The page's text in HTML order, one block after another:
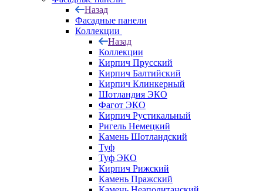
Назад
Фасадные панели
Коллекции
Назад
Коллекции
Кирпич Прусский
Кирпич Балтийский
Кирпич Клинкерный
Шотландия ЭКО
Фагот ЭКО
Кирпич Рустикальный
Ригель Немецкий
Камень Шотландский
Туф
Туф ЭКО
Кирпич Рижский
Камень Пражский